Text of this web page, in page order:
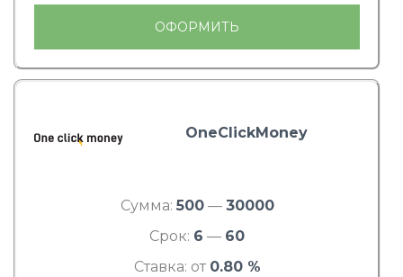
ОФОРМИТЬ
OneClickMoney
Сумма: 500— 30000
Срок: 6 — 60
Ставка: от 0.80 %